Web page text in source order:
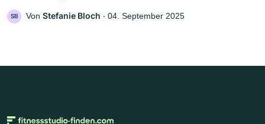
SB Von Stefanie Bloch ‧ 04. September 2025